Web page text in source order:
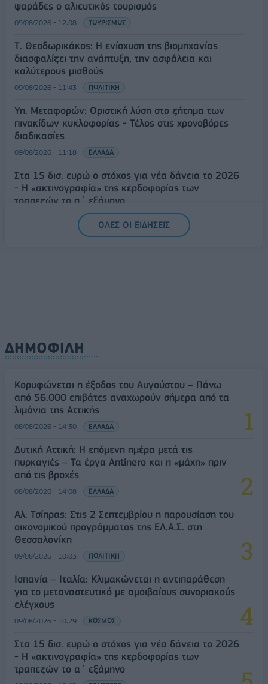
ψαράδες ο αλιευτικός τουρισμός
09/08/2026 - 12:08 ΤΟΥΡΙΣΜΟΣ
Τ. Θεοδωρικάκος: Η ενίσχυση της βιομηχανίας
διασφαλίζει την ανάπτυξη, την ασφάλεια και
καλύτερους μισθούς
09/08/2026 - 11:43 ΠΟΛΙΤΙΚΗ
Υπ. Μεταφορών: Οριστική λύση στο ζήτημα των
πινακίδων κυκλοφορίας - Τέλος στις χρονοβόρες
διαδικασίες
09/08/2026 - 11:18 ΕΛΛΑΔΑ
Στα 15 δισ. ευρώ ο στόχος για νέα δάνεια το 2026
- Η «ακτινογραφία» της κερδοφορίας των
τραπεζών το α΄ εξάμηνο
ΤΡΑΠΕΖΕΣ
Ισπανία – Ιταλία: Κλιμακώνεται η αντιπαράθεση για
ΟΛΕΣ ΟΙ ΕΙΔΗΣΕΙΣ
ΔΗΜΟΦΙΛΗ
Κορυφώνεται η έξοδος του Αυγούστου – Πάνω
από 56.000 επιβάτες αναχωρούν σήμερα από τα
λιμάνια της Αττικής
08/08/2026 - 14:30 ΕΛΛΑΔΑ
Δυτική Αττική: Η επόμενη ημέρα μετά τις
πυρκαγιές – Τα έργα Antinero και η «μάχη» πριν
από τις βροχές
08/08/2026 - 14:08 ΕΛΛΑΔΑ
Αλ. Τσίπρας: Στις 2 Σεπτεμβρίου η παρουσίαση του
οικονομικού προγράμματος της ΕΛ.Α.Σ. στη
Θεσσαλονίκη
09/08/2026 - 10:03 ΠΟΛΙΤΙΚΗ
Ισπανία – Ιταλία: Κλιμακώνεται η αντιπαράθεση
για το μεταναστευτικό με αμοιβαίους συνοριακούς
ελέγχους
09/08/2026 - 10:29 ΚΟΣΜΟΣ
Στα 15 δισ. ευρώ ο στόχος για νέα δάνεια το 2026
- Η «ακτινογραφία» της κερδοφορίας των
τραπεζών το α΄ εξάμηνο